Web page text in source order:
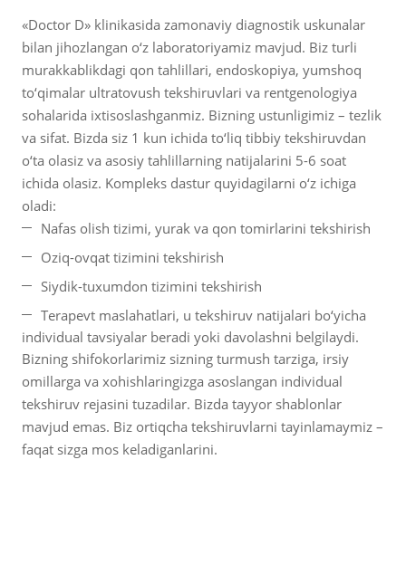
«Doctor D» klinikasida zamonaviy diagnostik uskunalar
bilan jihozlangan o‘z laboratoriyamiz mavjud. Biz turli
murakkablikdagi qon tahlillari, endoskopiya, yumshoq
to‘qimalar ultratovush tekshiruvlari va rentgenologiya
sohalarida ixtisoslashganmiz. Bizning ustunligimiz – tezlik
va sifat. Bizda siz 1 kun ichida to‘liq tibbiy tekshiruvdan
o‘ta olasiz va asosiy tahlillarning natijalarini 5-6 soat
ichida olasiz. Kompleks dastur quyidagilarni o‘z ichiga
oladi:
Nafas olish tizimi, yurak va qon tomirlarini tekshirish
Oziq-ovqat tizimini tekshirish
Siydik-tuxumdon tizimini tekshirish
Terapevt maslahatlari, u tekshiruv natijalari bo‘yicha
individual tavsiyalar beradi yoki davolashni belgilaydi.
Bizning shifokorlarimiz sizning turmush tarziga, irsiy
omillarga va xohishlaringizga asoslangan individual
tekshiruv rejasini tuzadilar. Bizda tayyor shablonlar
mavjud emas. Biz ortiqcha tekshiruvlarni tayinlamaymiz –
faqat sizga mos keladiganlarini.